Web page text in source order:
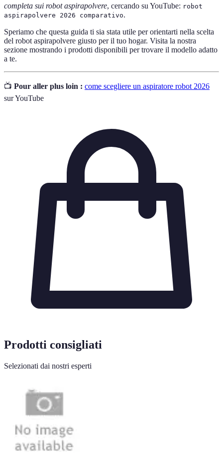
completa sui robot aspirapolvere, cercando su YouTube: robot
aspirapolvere 2026 comparativo.
Speriamo che questa guida ti sia stata utile per orientarti nella scelta
del robot aspirapolvere giusto per il tuo hogar. Visita la nostra
sezione mostrando i prodotti disponibili per trovare il modello adatto
a te.
📺 Pour aller plus loin : come scegliere un aspiratore robot 2026
sur YouTube
Prodotti consigliati
Selezionati dai nostri esperti